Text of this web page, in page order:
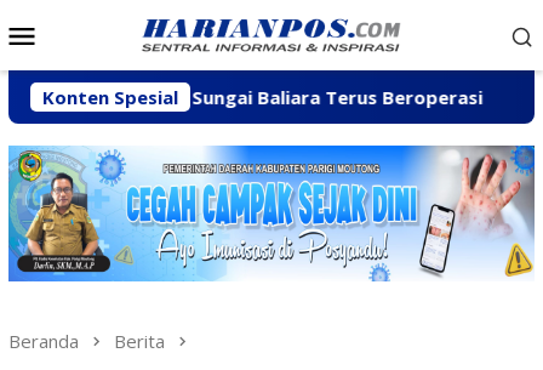
ke
Mobile
Konten Spesial
C di Sungai Baliara Terus Beroperasi Arpan
Beranda Berita